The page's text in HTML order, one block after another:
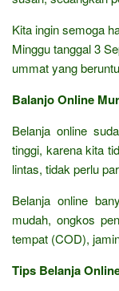
Kita ingin semoga
Minggu tanggal 3
ummat yang
Balanjo Online
Belanja online
tinggi, karena kita
lintas, tidak perlu
Belanja online
mudah, ongkos
tempat (COD),
Tips Belanja